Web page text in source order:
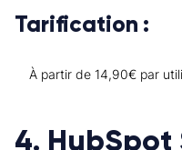
Tarification :
À partir de 14,90€ par
4. HubSpot